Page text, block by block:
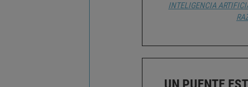
INTELIGENCIA